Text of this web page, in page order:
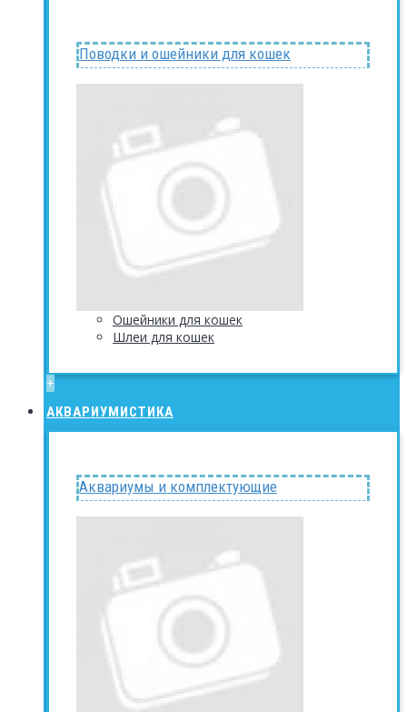
Поводки и ошейники для кошек
Ошейники для кошек
Шлеи для кошек
+
АКВАРИУМИСТИКА
Аквариумы и комплектующие